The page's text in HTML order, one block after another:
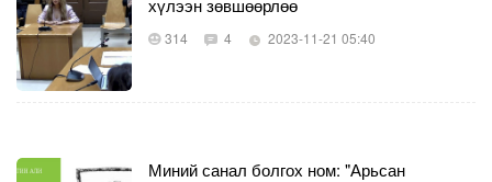
хүлээн зөвшөөрлөө
314 4 2023-11-21 05:40
Миний санал болгох ном: "Арьсан